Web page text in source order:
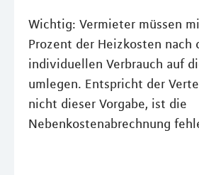
Wichtig: Vermieter müssen
Prozent der Heizkosten nach
individuellen Verbrauch auf
umlegen. Entspricht der
nicht dieser Vorgabe, ist die
Nebenkostenabrechnung